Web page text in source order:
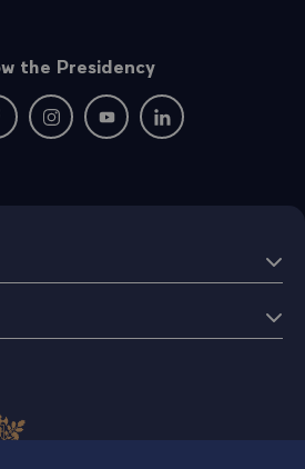
the Presidency
follow us on Twitter
window: follow us on Facebook
New window: follow us on
New window: follow us on
New window: